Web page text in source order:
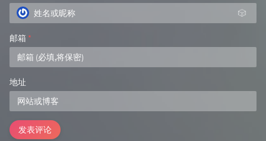
🎲
邮箱 *
地址
发表评论